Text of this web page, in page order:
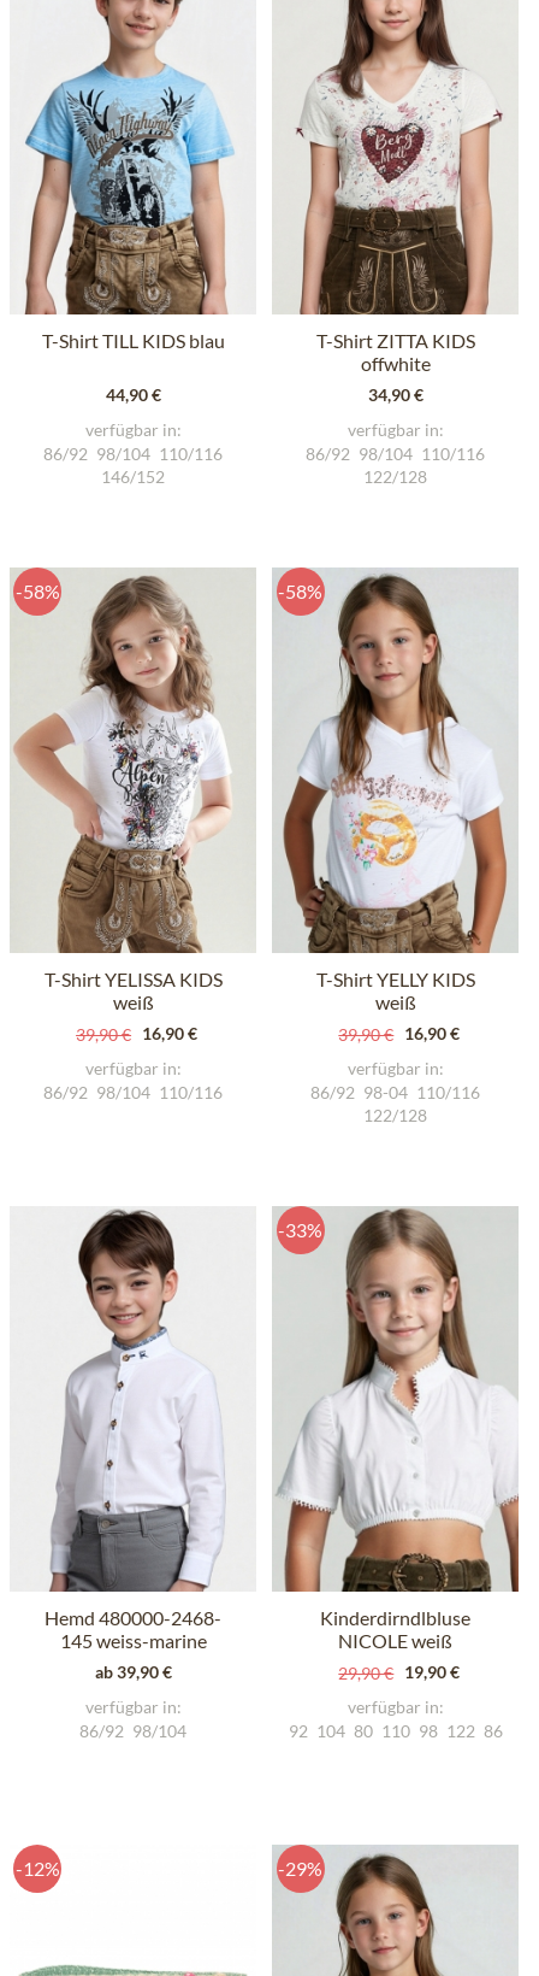
T-Shirt TILL KIDS blau
44,90 €
verfügbar in:
86/92 98/104 110/116
146/152
T-Shirt ZITTA KIDS
offwhite
34,90 €
verfügbar in:
86/92 98/104 110/116
122/128
-58%
T-Shirt YELISSA KIDS
weiß
39,90 € 16,90 €
verfügbar in:
86/92 98/104 110/116
-58%
T-Shirt YELLY KIDS
weiß
39,90 € 16,90 €
verfügbar in:
86/92 98-04 110/116
122/128
Hemd 480000-2468-
145 weiss-marine
ab 39,90 €
verfügbar in:
86/92 98/104
-33%
Kinderdirndlbluse
NICOLE weiß
29,90 € 19,90 €
verfügbar in:
92 104 80 110 98 122 86
-12% -29%